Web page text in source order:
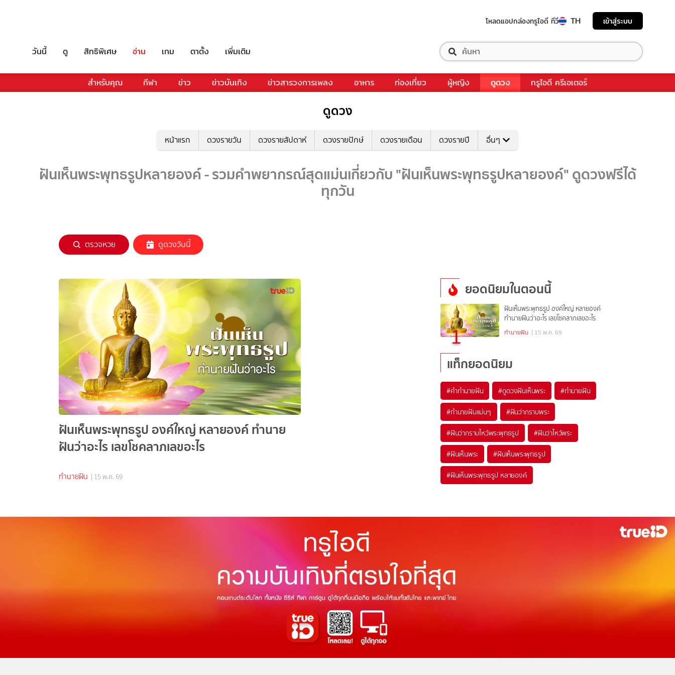
โหลดแอปกล่องทรูไอดี ทีวี TH เข้าสู่ระบบ
วันนี้ ดู สิทธิพิเศษ อ่าน เกม ตาตั้ง เพิ่มเติม
สำหรับคุณ กีฬา ข่าว ข่าวบันเทิง ข่าวสารวงการเพลง อาหาร ท่องเที่ยว ผู้หญิง ดูดวง ทรูไอดี ครีเอเตอร์
ดูดวง
หน้าแรก ดวงรายวัน ดวงรายสัปดาห์ ดวงรายปักษ์ ดวงรายเดือน ดวงรายปี อื่นๆ
ฝันเห็นพระพุทธรูปหลายองค์ - รวมคำพยากรณ์สุดแม่นเกี่ยวกับ "ฝันเห็นพระพุทธรูปหลายองค์" ดูดวงฟรีได้
ทุกวัน
ตรวจหวย ดูดวงวันนี้
ฝันเห็นพระพุทธรูป องค์ใหญ่ หลายองค์ ทำนาย
ฝันว่าอะไร เลขโชคลาภเลขอะไร
ทำนายฝัน | 15 พ.ค. 69
ยอดนิยมในตอนนี้
1
ฝันเห็นพระพุทธรูป องค์ใหญ่ หลายองค์
ทำนายฝันว่าอะไร เลขโชคลาภเลขอะไร
ทำนายฝัน | 15 พ.ค. 69
แท็กยอดนิยม
#คำทำนายฝัน #ดูดวงฝันเห็นพระ #ทำนายฝัน
#ทำนายฝันแม่นๆ #ฝันว่ากราบพระ
#ฝันว่ากราบไหว้พระพุทธรูป #ฝันว่าไหว้พระ
#ฝันเห็นพระ #ฝันเห็นพระพุทธรูป
#ฝันเห็นพระพุทธรูป หลายองค์